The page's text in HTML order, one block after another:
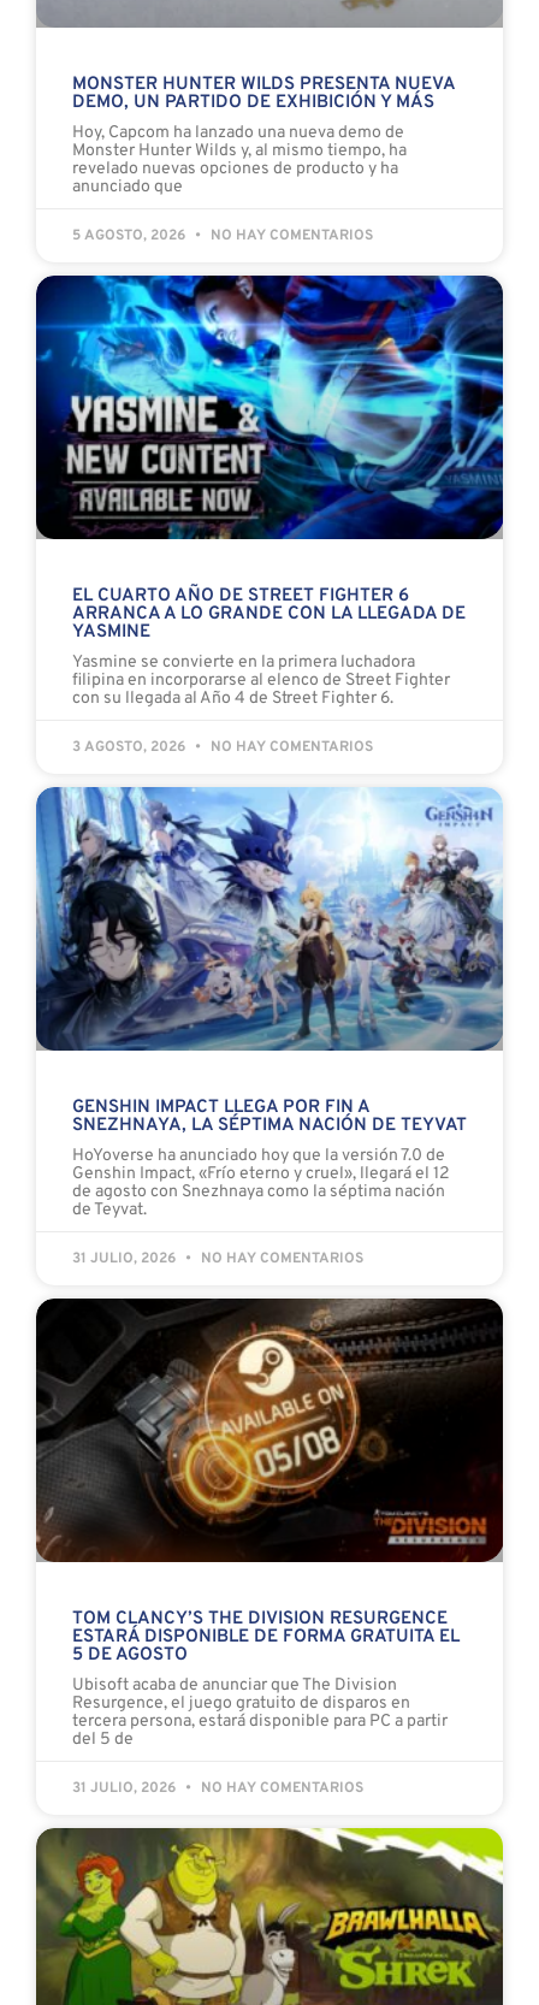
MONSTER HUNTER WILDS PRESENTA NUEVA
DEMO, UN PARTIDO DE EXHIBICIÓN Y MÁS
Hoy, Capcom ha lanzado una nueva demo de
Monster Hunter Wilds y, al mismo tiempo, ha
revelado nuevas opciones de producto y ha
anunciado que
5 AGOSTO, 2026 NO HAY COMENTARIOS
EL CUARTO AÑO DE STREET FIGHTER 6
ARRANCA A LO GRANDE CON LA LLEGADA DE
YASMINE
Yasmine se convierte en la primera luchadora
filipina en incorporarse al elenco de Street Fighter
con su llegada al Año 4 de Street Fighter 6.
3 AGOSTO, 2026 NO HAY COMENTARIOS
GENSHIN IMPACT LLEGA POR FIN A
SNEZHNAYA, LA SÉPTIMA NACIÓN DE TEYVAT
HoYoverse ha anunciado hoy que la versión 7.0 de
Genshin Impact, «Frío eterno y cruel», llegará el 12
de agosto con Snezhnaya como la séptima nación
de Teyvat.
31 JULIO, 2026 NO HAY COMENTARIOS
TOM CLANCY’S THE DIVISION RESURGENCE
ESTARÁ DISPONIBLE DE FORMA GRATUITA EL
5 DE AGOSTO
Ubisoft acaba de anunciar que The Division
Resurgence, el juego gratuito de disparos en
tercera persona, estará disponible para PC a partir
del 5 de
31 JULIO, 2026 NO HAY COMENTARIOS